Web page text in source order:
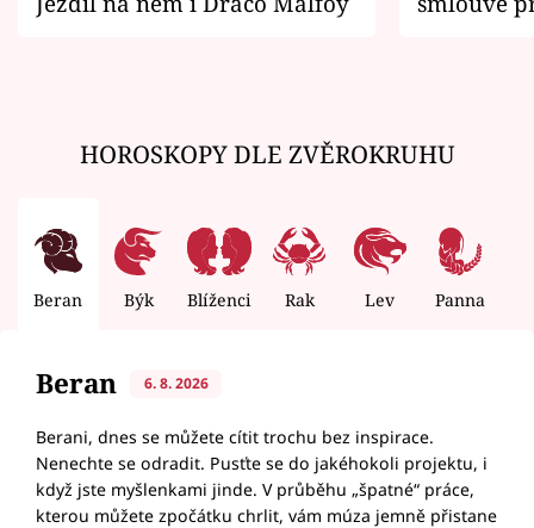
HOROSKOPY DLE ZVĚROKRUHU
Beran Býk Blíženci Rak Lev Panna
Beran 6. 8. 2026
Berani, dnes se můžete cítit trochu bez inspirace.
Nenechte se odradit. Pusťte se do jakéhokoli projektu, i
když jste myšlenkami jinde. V průběhu „špatné“ práce,
kterou můžete zpočátku chrlit, vám múza jemně přistane